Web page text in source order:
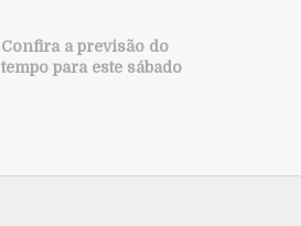
Confira a previsão do
tempo para este sábado